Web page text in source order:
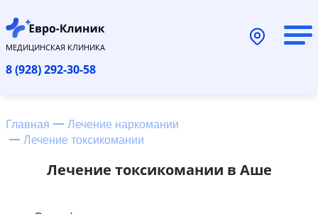
МЕДИЦИНСКАЯ КЛИНИКА
8 (928) 292-30-58
Главная
Лечение наркомании
Лечение токсикомании
Лечение токсикомании в Аше